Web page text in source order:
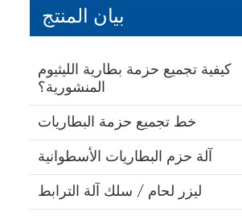
بيان المنتج
كيفية تجميع حزمة بطارية الليثيوم
المنشورية؟
خط تجميع حزمة البطاريات
آلة حزم البطاريات الأسطوانية
ليزر لحام / سلك آلة الترابط